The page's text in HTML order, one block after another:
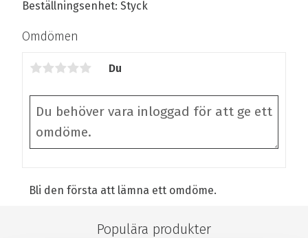
Beställningsenhet: Styck
Omdömen
Du
Bli den första att lämna ett omdöme.
Populära produkter